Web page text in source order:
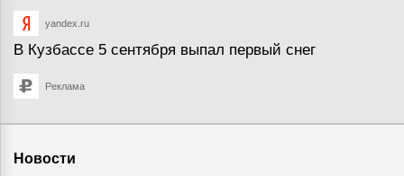
yandex.ru
В Кузбассе 5 сентября выпал первый снег
Реклама
Новости